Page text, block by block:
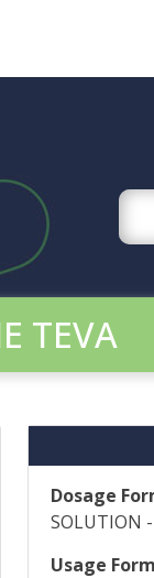
TEVA
Dosage
SOLUTION
Usage Form